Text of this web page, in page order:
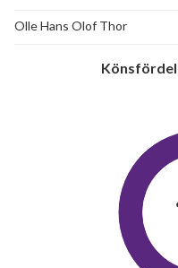
Olle Hans Olof Thor